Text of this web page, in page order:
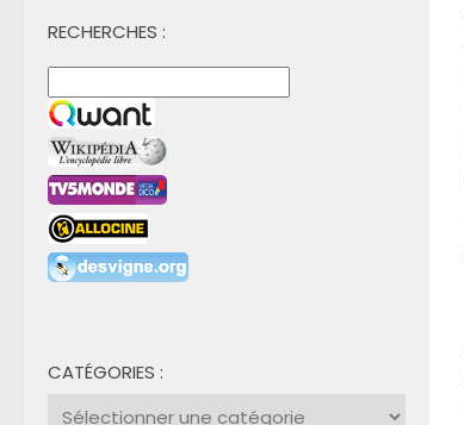
RECHERCHES :
CATÉGORIES :
Catégories